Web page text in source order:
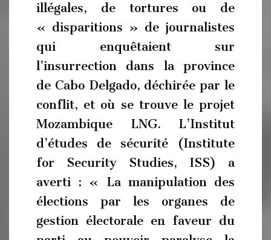
illégales, de tortures ou de
« disparitions » de journalistes
qui enquêtaient sur
l’insurrection dans la province
de Cabo Delgado, déchirée par le
conflit, et où se trouve le projet
Mozambique LNG. L’Institut
d’études de sécurité (Institute
for Security Studies, ISS) a
averti : « La manipulation des
élections par les organes de
gestion électorale en faveur du